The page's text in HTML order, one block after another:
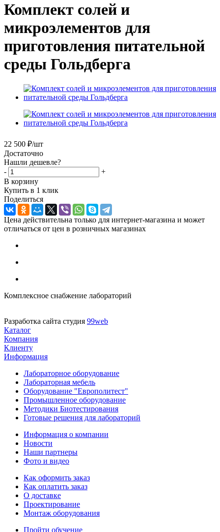
Комплект солей и
микроэлементов для
приготовления питательной
среды Гольдберга
22 500 ₽/шт
Достаточно
Нашли дешевле?
-
+
В корзину
Купить в 1 клик
Поделиться
Цена действительна только для интернет-магазина и может
отличаться от цен в розничных магазинах
Комплексное снабжение лабораторий
Разработка сайта студия 99web
Каталог
Компания
Клиенту
Информация
Лабораторное оборудование
Лабораторная мебель
Оборудование "Европолитест"
Промышленное оборудование
Методики Биотестирования
Готовые решения для лабораторий
Информация о компании
Новости
Наши партнеры
Фото и видео
Как оформить заказ
Как оплатить заказ
О доставке
Проектирование
Монтаж оборудования
Пройти обучение